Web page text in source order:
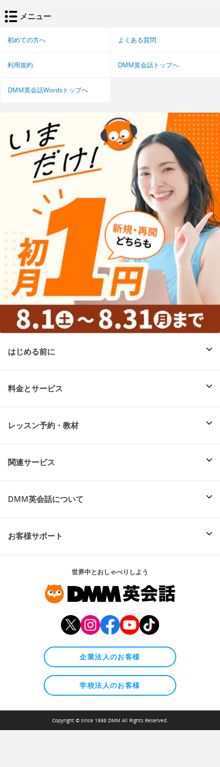
メニュー
初めての方へ よくある質問
利用規約 DMM英会話トップへ
DMM英会話Wordsトップへ
はじめる前に
料金とサービス
レッスン予約・教材
関連サービス
DMM英会話について
お客様サポート
世界中とおしゃべりしよう
企業法人のお客様
学校法人のお客様
Copyright © since 1998 DMM All Rights Reserved.